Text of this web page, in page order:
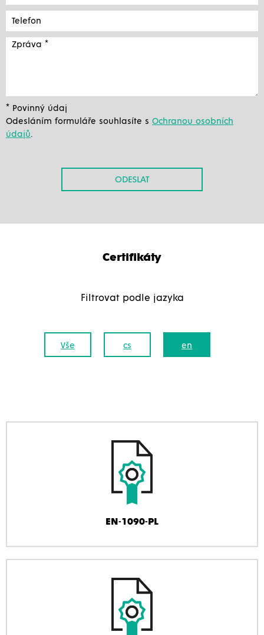
* Povinný údaj
Odesláním formuláře souhlasíte s Ochranou osobních
údajů.
ODESLAT
Certifikáty
Filtrovat podle jazyka
Vše cs en
EN-1090-PL